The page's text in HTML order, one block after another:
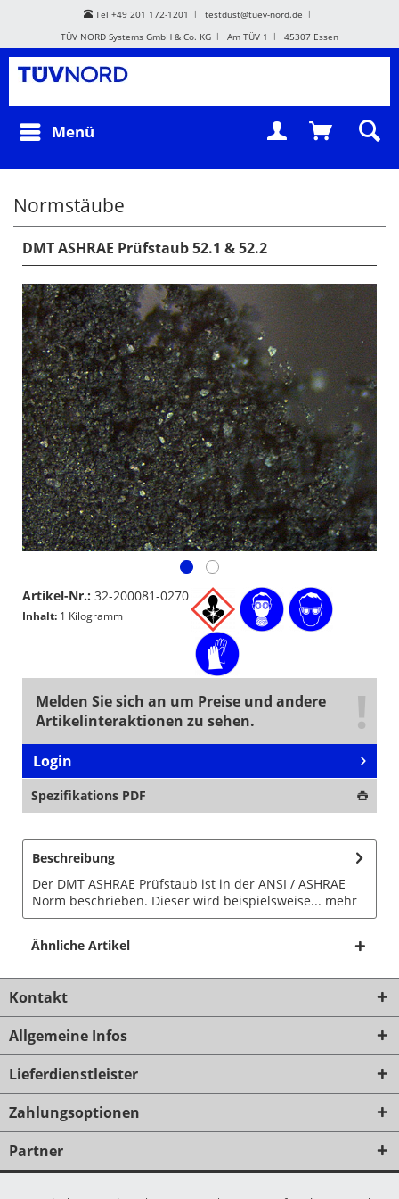
Tel +49 201 172-1201
testdust@tuev-nord.de
TÜV NORD Systems GmbH & Co. KG
Am TÜV 1 45307 Essen
Menü
Normstäube
DMT ASHRAE Prüfstaub 52.1 & 52.2
Artikel-Nr.: 32-200081-0270
Inhalt: 1 Kilogramm
Melden Sie sich an um Preise und andere
Artikelinteraktionen zu sehen.
Login
Spezifikations PDF
Beschreibung
Der DMT ASHRAE Prüfstaub ist in der ANSI / ASHRAE
Norm beschrieben. Dieser wird beispielsweise... mehr
Ähnliche Artikel
Kontakt
Allgemeine Infos
Lieferdienstleister
Zahlungsoptionen
Partner